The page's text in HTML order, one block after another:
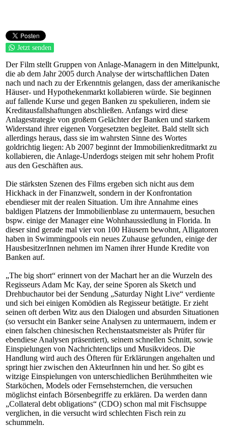
Jetzt senden
Der Film stellt Gruppen von Anlage-Managern in den Mittelpunkt,
die ab dem Jahr 2005 durch Analyse der wirtschaftlichen Daten
nach und nach zu der Erkenntnis gelangen, dass der amerikanische
Häuser- und Hypothekenmarkt kollabieren würde. Sie beginnen
auf fallende Kurse und gegen Banken zu spekulieren, indem sie
Kreditausfallshaftungen abschließen. Anfangs wird diese
Anlagestrategie von großem Gelächter der Banken und starkem
Widerstand ihrer eigenen Vorgesetzten begleitet. Bald stellt sich
allerdings heraus, dass sie im wahrsten Sinne des Wortes
goldrichtig liegen: Ab 2007 beginnt der Immobilienkreditmarkt zu
kollabieren, die Anlage-Underdogs steigen mit sehr hohem Profit
aus den Geschäften aus.
Die stärksten Szenen des Films ergeben sich nicht aus dem
Hickhack in der Finanzwelt, sondern in der Konfrontation
ebendieser mit der realen Situation. Um ihre Annahme eines
baldigen Platzens der Immobilienblase zu untermauern, besuchen
bspw. einige der Manager eine Wohnhaussiedlung in Florida. In
dieser sind gerade mal vier von 100 Häusern bewohnt, Alligatoren
haben in Swimmingpools ein neues Zuhause gefunden, einige der
HausbesitzerInnen nehmen im Namen ihrer Hunde Kredite von
Banken auf.
„The big short“ erinnert von der Machart her an die Wurzeln des
Regisseurs Adam Mc Kay, der seine Sporen als Sketch und
Drehbuchautor bei der Sendung „Saturday Night Live“ verdiente
und sich bei einigen Komödien als Regisseur betätigte. Er zieht
seinen oft derben Witz aus den Dialogen und absurden Situationen
(so versucht ein Banker seine Analysen zu untermauern, indem er
einen falschen chinesischen Rechenstaatsmeister als Prüfer für
ebendiese Analysen präsentiert), seinem schnellen Schnitt, sowie
Einspielungen von Nachrichtenclips und Musikvideos. Die
Handlung wird auch des Öfteren für Erklärungen angehalten und
springt hier zwischen den AkteurInnen hin und her. So gibt es
witzige Einspielungen von unterschiedlichen Berühmtheiten wie
Starköchen, Models oder Fernsehsternchen, die versuchen
möglichst einfach Börsenbegriffe zu erklären. Da werden dann
„Collateral debt obligations“ (CDO) schon mal mit Fischsuppe
verglichen, in die versucht wird schlechten Fisch rein zu
schummeln.